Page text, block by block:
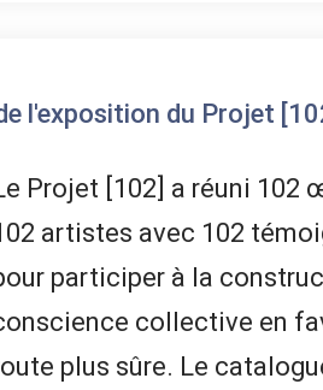
l'exposition du Projet
Projet [102] a réuni 102
artistes avec 102
participer à la
collective en
plus sûre. Le